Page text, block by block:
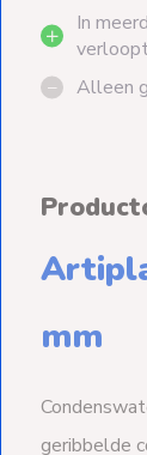
In
Alleen
mm
geribbelde